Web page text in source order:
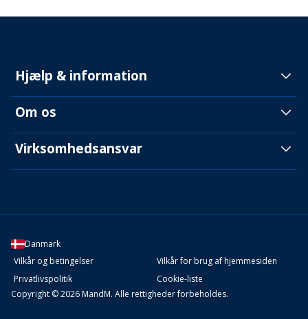
Hjælp & information
Om os
Virksomhedsansvar
Danmark
Vilkår og betingelser
Vilkår for brug af hjemmesiden
Privatlivspolitik
Cookie-liste
Copyright © 2026 MandM. Alle rettigheder forbeholdes.